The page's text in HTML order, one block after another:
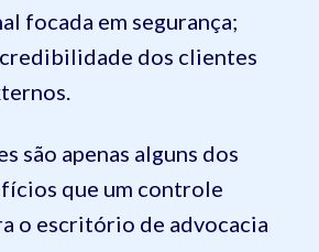
focada em segurança;
dos clientes
são apenas alguns dos
que um controle
o escritório de advocacia